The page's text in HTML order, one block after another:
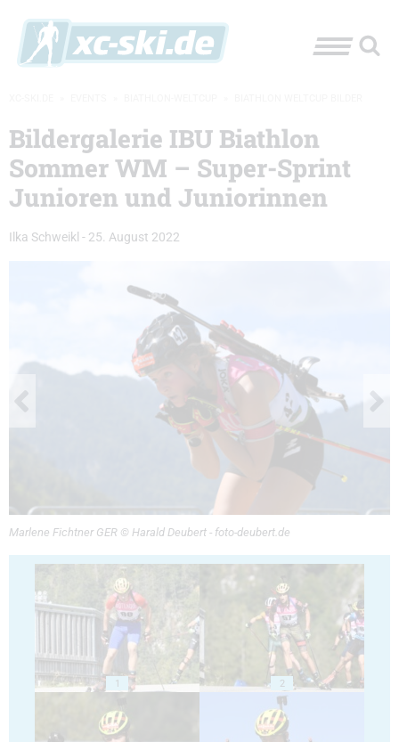
Bildergalerie IBU Biathlon
Sommer WM – Super-Sprint
Junioren und Juniorinnen
Ilka Schweikl - 25. August 2022
Marlene Fichtner GER © Harald Deubert - foto-deubert.de
1 2